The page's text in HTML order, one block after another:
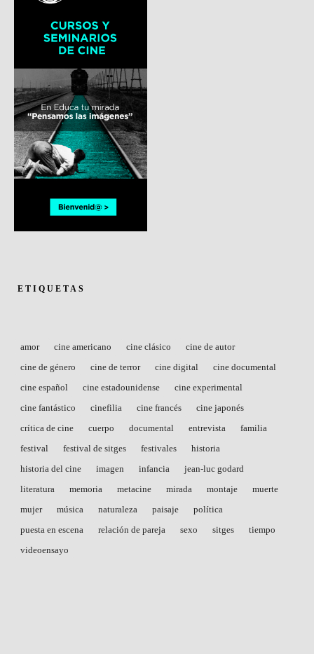
ETIQUETAS
amor cine americano cine clásico
cine de autor
cine de género
cine de terror cine digital
cine documental
cine español
cine estadounidense
cine experimental
cine fantástico
cinefilia cine francés
cine japonés
crítica de cine
cuerpo documental entrevista
familia
festival
festival de sitges festivales
historia
historia del cine
imagen infancia
jean-luc godard
literatura
memoria metacine mirada montaje
muerte
mujer
música naturaleza paisaje
política
puesta en escena
relación de pareja sexo sitges
tiempo
videoensayo